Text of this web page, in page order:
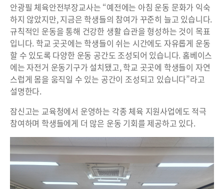
안광필 체육안전부장교사는 “예전에는 아침 운동 문화가 익숙
하지 않았지만, 지금은 학생들의 참여가 꾸준히 늘고 있습니다.
규칙적인 운동을 통해 건강한 생활 습관을 형성하는 것이 목표
입니다. 학교 곳곳에는 학생들이 쉬는 시간에도 자유롭게 운동
할 수 있도록 다양한 운동 공간도 조성되어 있습니다. 홈베이스
에는 자전거 운동기구가 설치됐고, 학교 곳곳에 학생들이 자연
스럽게 몸을 움직일 수 있는 공간이 조성되고 있습니다”라고
설명한다.
잠신고는 교육청에서 운영하는 각종 체육 지원사업에도 적극
참여하며 학생들에게 더 많은 운동 기회를 제공하고 있다.